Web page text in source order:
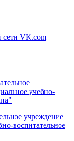
сети VK.com
учреждение
воспитательное